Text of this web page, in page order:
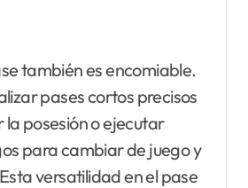
también es encomiable.
pases cortos precisos
posesión o ejecutar
para cambiar de juego y
versatilidad en el pase